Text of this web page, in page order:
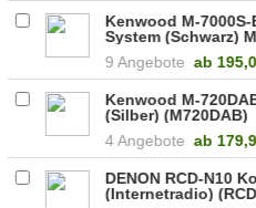
Kenwood M-
System (Schwarz)
9 Angebote ab
Kenwood M-
(Silber) (M720DAB)
4 Angebote ab
DENON RCD-N10
(Internetradio)